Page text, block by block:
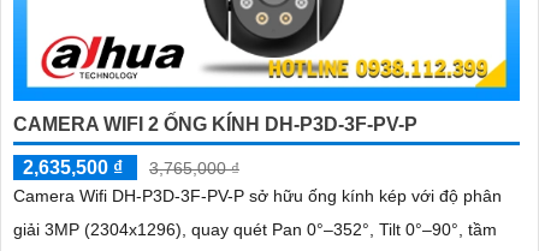
CAMERA WIFI 2 ỐNG KÍNH DH-P3D-3F-PV-P
2,635,500 ₫
3,765,000 ₫
Camera Wifi DH-P3D-3F-PV-P sở hữu ống kính kép với độ phân
giải 3MP (2304x1296), quay quét Pan 0°–352°, Tilt 0°–90°, tầm